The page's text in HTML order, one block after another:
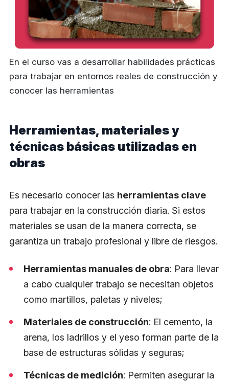
En el curso vas a desarrollar habilidades prácticas
para trabajar en entornos reales de construcción y
conocer las herramientas
Herramientas, materiales y
técnicas básicas utilizadas en
obras
Es necesario conocer las herramientas clave
para trabajar en la construcción diaria. Si estos
materiales se usan de la manera correcta, se
garantiza un trabajo profesional y libre de riesgos.
Herramientas manuales de obra: Para llevar
a cabo cualquier trabajo se necesitan objetos
como martillos, paletas y niveles;
Materiales de construcción: El cemento, la
arena, los ladrillos y el yeso forman parte de la
base de estructuras sólidas y seguras;
Técnicas de medición: Permiten asegurar la